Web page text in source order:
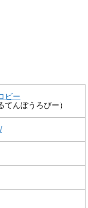
ビー
てんぼうろびー）